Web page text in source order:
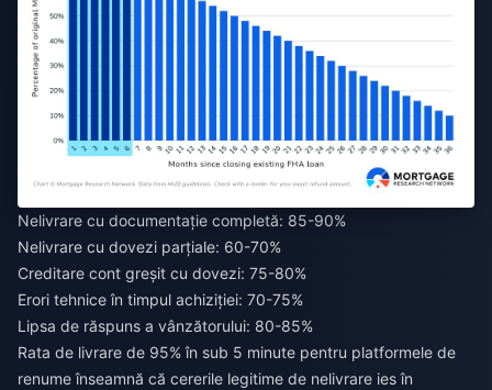
Nelivrare cu documentație completă: 85-90%
Nelivrare cu dovezi parțiale: 60-70%
Creditare cont greșit cu dovezi: 75-80%
Erori tehnice în timpul achiziției: 70-75%
Lipsa de răspuns a vânzătorului: 80-85%
Rata de livrare de 95% în sub 5 minute pentru platformele de
renume înseamnă că cererile legitime de nelivrare ies în